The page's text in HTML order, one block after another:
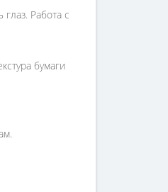
Работа с
бумаги